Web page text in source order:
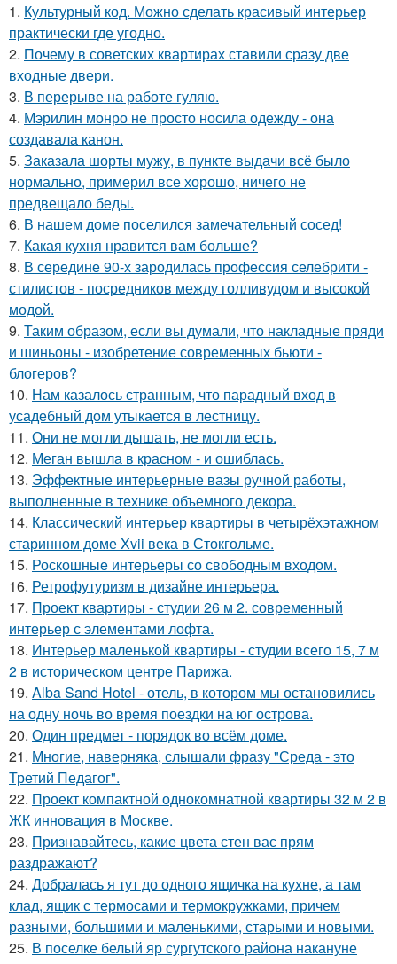
1. Культурный код. Можно сделать красивый интерьер
практически где угодно.
2. Почему в советских квартирах ставили сразу две
входные двери.
3. В перерыве на работе гуляю.
4. Мэрилин монро не просто носила одежду - она
создавала канон.
5. Заказала шорты мужу, в пункте выдачи всё было
нормально, примерил все хорошо, ничего не
предвещало беды.
6. В нашем доме поселился замечательный сосед!
7. Какая кухня нравится вам больше?
8. В середине 90-х зародилась профессия селебрити -
стилистов - посредников между голливудом и высокой
модой.
9. Таким образом, если вы думали, что накладные пряди
и шиньоны - изобретение современных бьюти -
блогеров?
10. Нам казалось странным, что парадный вход в
усадебный дом утыкается в лестницу.
11. Они не могли дышать, не могли есть.
12. Меган вышла в красном - и ошиблась.
13. Эффектные интерьерные вазы ручной работы,
выполненные в технике объемного декора.
14. Классический интерьер квартиры в четырёхэтажном
старинном доме Xvii века в Стокгольме.
15. Роскошные интерьеры со свободным входом.
16. Ретрофутуризм в дизайне интерьера.
17. Проект квартиры - студии 26 м 2. современный
интерьер с элементами лофта.
18. Интерьер маленькой квартиры - студии всего 15, 7 м
2 в историческом центре Парижа.
19. Alba Sand Hotel - отель, в котором мы остановились
на одну ночь во время поездки на юг острова.
20. Один предмет - порядок во всём доме.
21. Многие, наверняка, слышали фразу "Среда - это
Третий Педагог".
22. Проект компактной однокомнатной квартиры 32 м 2 в
ЖК инновация в Москве.
23. Признавайтесь, какие цвета стен вас прям
раздражают?
24. Добралась я тут до одного ящичка на кухне, а там
клад, ящик с термосами и термокружками, причем
разными, большими и маленькими, старыми и новыми.
25. В поселке белый яр сургутского района накануне